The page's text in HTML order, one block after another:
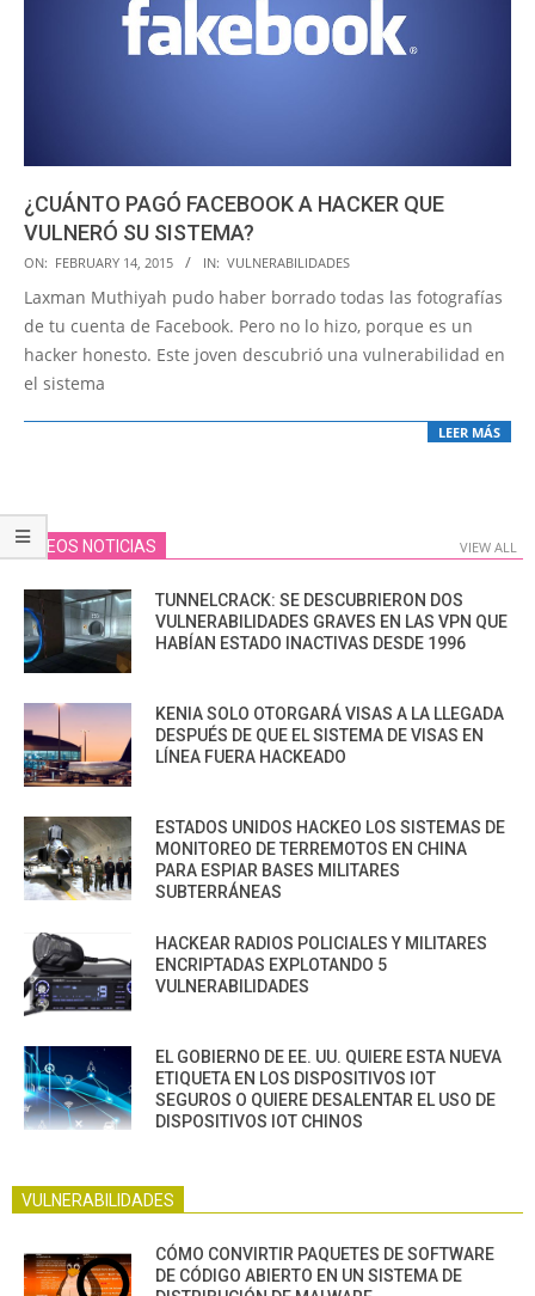
¿CUÁNTO PAGÓ FACEBOOK A HACKER QUE
VULNERÓ SU SISTEMA?
2015-
02-
14
ON: FEBRUARY 14, 2015 IN: VULNERABILIDADES
Laxman Muthiyah pudo haber borrado todas las fotografías
de tu cuenta de Facebook. Pero no lo hizo, porque es un
hacker honesto. Este joven descubrió una vulnerabilidad en
el sistema
LEER MÁS
VIDEOS NOTICIAS VIEW ALL
TUNNELCRACK: SE DESCUBRIERON DOS
VULNERABILIDADES GRAVES EN LAS VPN QUE
HABÍAN ESTADO INACTIVAS DESDE 1996
KENIA SOLO OTORGARÁ VISAS A LA LLEGADA
DESPUÉS DE QUE EL SISTEMA DE VISAS EN
LÍNEA FUERA HACKEADO
ESTADOS UNIDOS HACKEO LOS SISTEMAS DE
MONITOREO DE TERREMOTOS EN CHINA
PARA ESPIAR BASES MILITARES
SUBTERRÁNEAS
HACKEAR RADIOS POLICIALES Y MILITARES
ENCRIPTADAS EXPLOTANDO 5
VULNERABILIDADES
EL GOBIERNO DE EE. UU. QUIERE ESTA NUEVA
ETIQUETA EN LOS DISPOSITIVOS IOT
SEGUROS O QUIERE DESALENTAR EL USO DE
DISPOSITIVOS IOT CHINOS
VULNERABILIDADES
CÓMO CONVIRTIR PAQUETES DE SOFTWARE
DE CÓDIGO ABIERTO EN UN SISTEMA DE